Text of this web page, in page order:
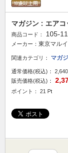
マガジン : エア
商品コード： 105-
メーカー： 東京マルイ
関連カテゴリ： マガ
通常価格(税込)：
販売価格(税込)：
ポイント： 21 Pt